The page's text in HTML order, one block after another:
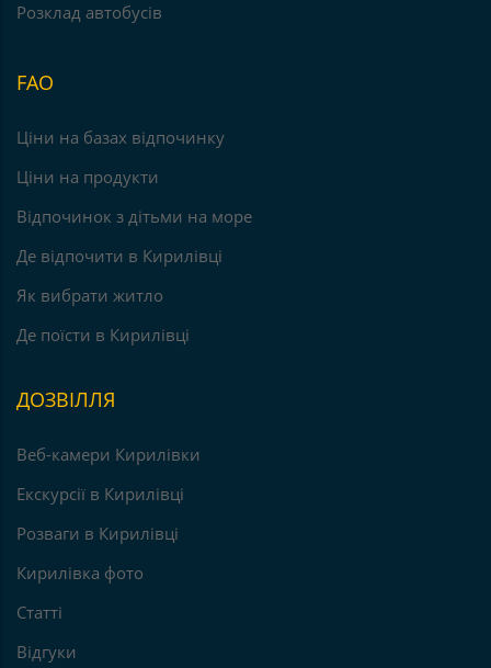
Розклад автобусів
FAO
Ціни на базах відпочинку
Ціни на продукти
Відпочинок з дітьми на море
Де відпочити в Кирилівці
Як вибрати житло
Де поїсти в Кирилівці
ДОЗВІЛЛЯ
Веб-камери Кирилівки
Екскурсії в Кирилівці
Розваги в Кирилівці
Кирилівка фото
Статті
Відгуки